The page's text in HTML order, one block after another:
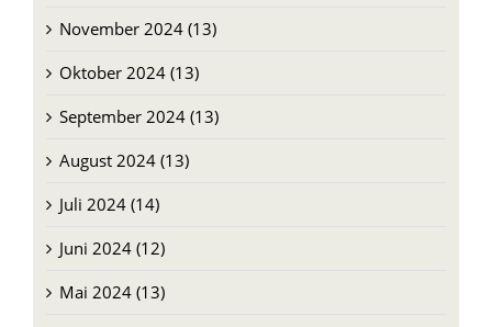
Dezember 2024 (21)
November 2024 (13)
Oktober 2024 (13)
September 2024 (13)
August 2024 (13)
Juli 2024 (14)
Juni 2024 (12)